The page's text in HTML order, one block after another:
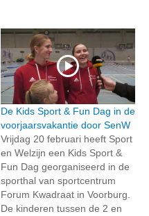
De Kids Sport & Fun Dag in de
voorjaarsvakantie door SenW
Vrijdag 20 februari heeft Sport
en Welzijn een Kids Sport &
Fun Dag georganiseerd in de
sporthal van sportcentrum
Forum Kwadraat in Voorburg.
De kinderen tussen de 2 en